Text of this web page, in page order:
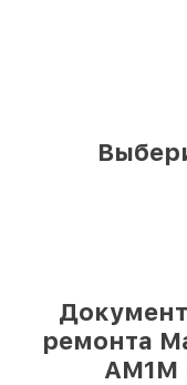
ремонта